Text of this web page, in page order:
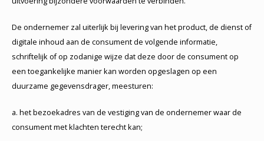
De ondernemer zal uiterlijk bij levering van het product, de dienst of
digitale inhoud aan de consument de volgende informatie,
schriftelijk of op zodanige wijze dat deze door de consument op
een toegankelijke manier kan worden opgeslagen op een
duurzame gegevensdrager, meesturen:
a. het bezoekadres van de vestiging van de ondernemer waar de
consument met klachten terecht kan;